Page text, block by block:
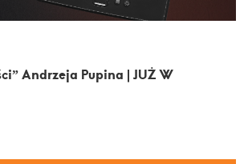
Andrzeja Pupina | JUŻ W